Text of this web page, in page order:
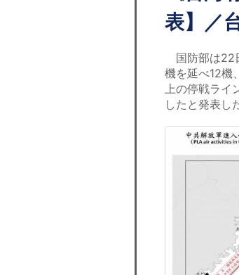
表】／
国防部は22
機を延べ12機
上の停戦ラ
したと発表し